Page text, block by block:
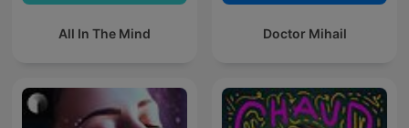
All In The Mind Doctor Mihail